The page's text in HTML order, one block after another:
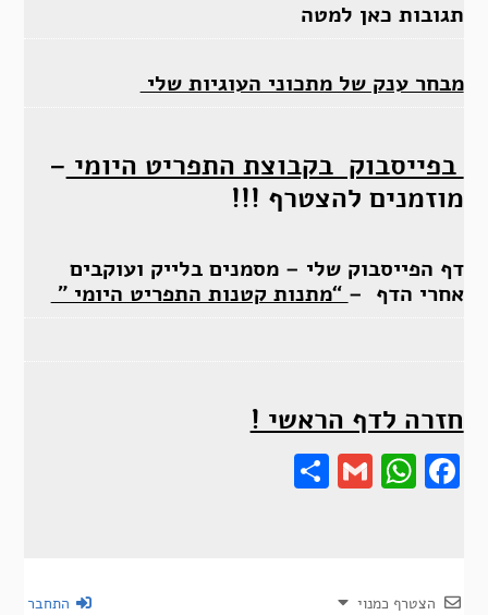
תגובות כאן למטה
מבחר ענק של מתכוני העוגיות שלי
בפייסבוק בקבוצת התפריט היומי –
מוזמנים להצטרף !!!
דף הפייסבוק שלי – מסמנים בלייק ועוקבים
אחרי הדף – “מתנות קטנות התפריט היומי ”
חזרה לדף הראשי !
Gmail
Share
הצטרף כמנוי התחבר